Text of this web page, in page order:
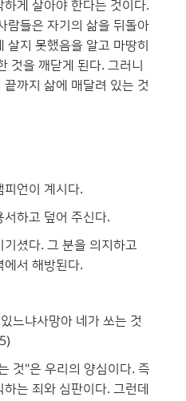
게 살아야 한다는 것이다.
람들은 자기의 삶을 뒤돌아
살지 못했음을 알고 마땅히
것을 깨닫게 된다. 그러니
까지 삶에 매달려 있는 것
피언이 계시다.
하고 덮어 주신다.
셨다. 그 분을 의지하고
에서 해방된다.
느냐사망아 네가 쏘는 것
것"은 우리의 양심이다. 즉
는 죄와 심판이다. 그런데